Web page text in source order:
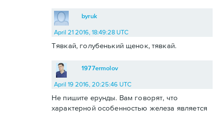
byruk
April 21 2016, 18:49:28 UTC
Тявкай, голубенький щенок, тявкай.
1977ermolov
April 19 2016, 20:25:46 UTC
Не пишите ерунды. Вам говорят, что
характерной особенностью железа является